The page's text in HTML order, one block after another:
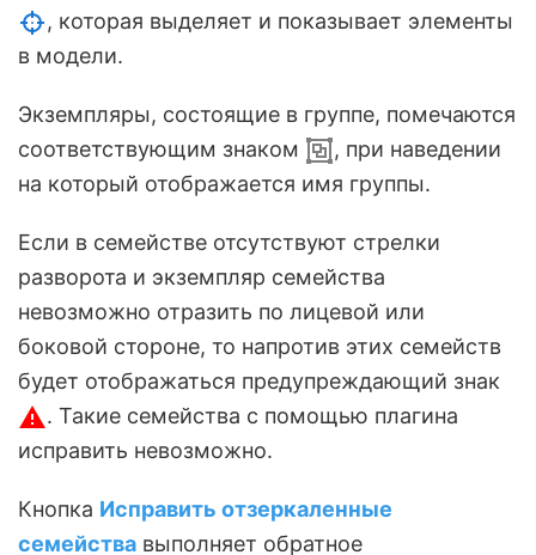
, которая выделяет и показывает элементы
в модели.
Экземпляры, состоящие в группе, помечаются
соответствующим знаком
, при наведении
на который отображается имя группы.
Если в семействе отсутствуют стрелки
разворота и экземпляр семейства
невозможно отразить по лицевой или
боковой стороне, то напротив этих семейств
будет отображаться предупреждающий знак
. Такие семейства с помощью плагина
исправить невозможно.
Кнопка Исправить отзеркаленные
семейства выполняет обратное